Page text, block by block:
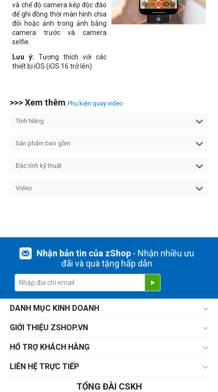
và chế độ camera kép độc đáo
để ghi đồng thời màn hình chia
đôi hoặc ảnh trong ảnh bằng
camera trước và camera
selfie.
Lưu ý: Tương thích với các
thiết bị iOS (iOS 16 trở lên)
>>> Xem thêm Phụ kiện quay video
Tính Năng
Sản phẩm bao gồm
Đặc tính kỹ thuật
Video
Nhận bản tin của zShop- Nhận nhiều ưu
đãi và quà tặng hấp dẫn
DANH MỤC KINH DOANH
GIỚI THIỆU ZSHOP.VN
HỔ TRỢ KHÁCH HÀNG
LIÊN HỆ TRỰC TIẾP
TỔNG ĐÀI CSKH